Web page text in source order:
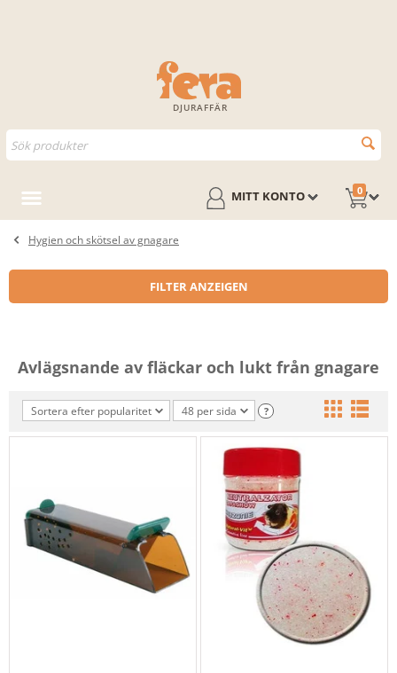
DJURAFFÄR
0
MITT KONTO
Hygien och skötsel av gnagare
FILTER ANZEIGEN
Avlägsnande av fläckar och lukt från gnagare
Sortera efter popularitet 48 per sida ?